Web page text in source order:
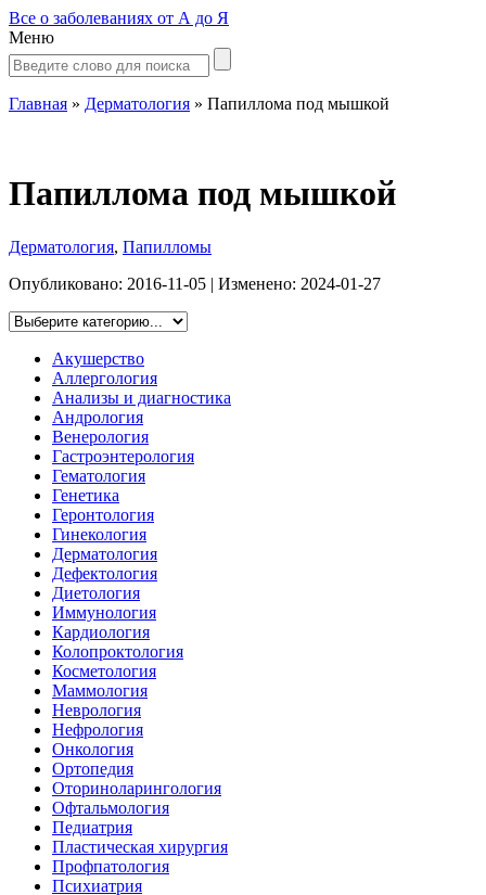
Все о заболеваниях от А до Я
Меню
Главная » Дерматология » Папиллома под мышкой
Папиллома под мышкой
Дерматология, Папилломы
Опубликовано: 2016-11-05 | Изменено: 2024-01-27
Акушерство
Аллергология
Анализы и диагностика
Андрология
Венерология
Гастроэнтерология
Гематология
Генетика
Геронтология
Гинекология
Дерматология
Дефектология
Диетология
Иммунология
Кардиология
Колопроктология
Косметология
Маммология
Неврология
Нефрология
Онкология
Ортопедия
Оториноларингология
Офтальмология
Педиатрия
Пластическая хирургия
Профпатология
Психиатрия